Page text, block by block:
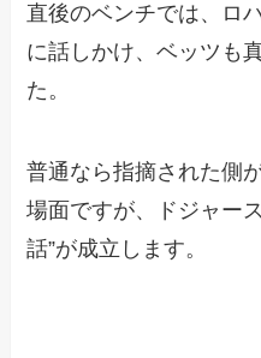
直後のベンチでは、ロ
に話しかけ、ベッツも
た。
普通なら指摘された側
場面ですが、ドジャー
話”が成立します。